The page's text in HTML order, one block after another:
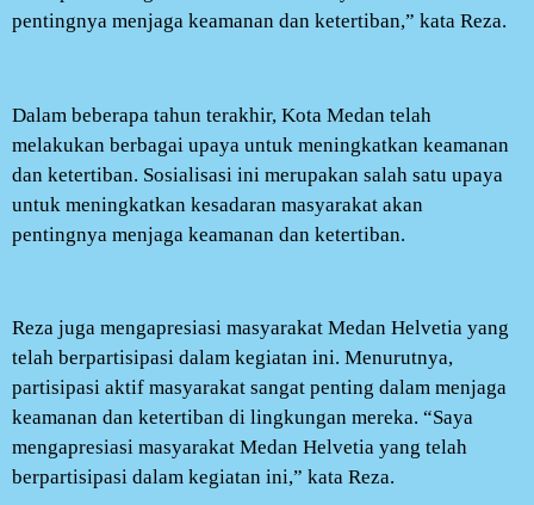
pentingnya menjaga keamanan dan ketertiban,” kata Reza.
Dalam beberapa tahun terakhir, Kota Medan telah
melakukan berbagai upaya untuk meningkatkan keamanan
dan ketertiban. Sosialisasi ini merupakan salah satu upaya
untuk meningkatkan kesadaran masyarakat akan
pentingnya menjaga keamanan dan ketertiban.
Reza juga mengapresiasi masyarakat Medan Helvetia yang
telah berpartisipasi dalam kegiatan ini. Menurutnya,
partisipasi aktif masyarakat sangat penting dalam menjaga
keamanan dan ketertiban di lingkungan mereka. “Saya
mengapresiasi masyarakat Medan Helvetia yang telah
berpartisipasi dalam kegiatan ini,” kata Reza.